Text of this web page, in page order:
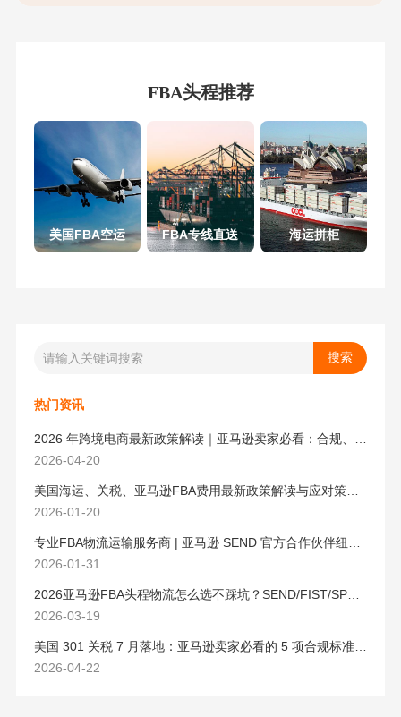
FBA头程推荐
美国FBA空运 FBA专线直送 海运拼柜
热门资讯
2026 年跨境电商最新政策解读｜亚马逊卖家必看：合规、成本与物流新机遇
2026-04-20
美国海运、关税、亚马逊FBA费用最新政策解读与应对策略（2026版）
2026-01-20
专业FBA物流运输服务商 | 亚马逊 SEND 官方合作伙伴纽酷国际物流
2026-01-31
2026亚马逊FBA头程物流怎么选不踩坑？SEND/FIST/SPN官方认证物流商，只有这家敢承诺“准达率第一”
2026-03-19
美国 301 关税 7 月落地：亚马逊卖家必看的 5 项合规标准与稳交付方案
2026-04-22